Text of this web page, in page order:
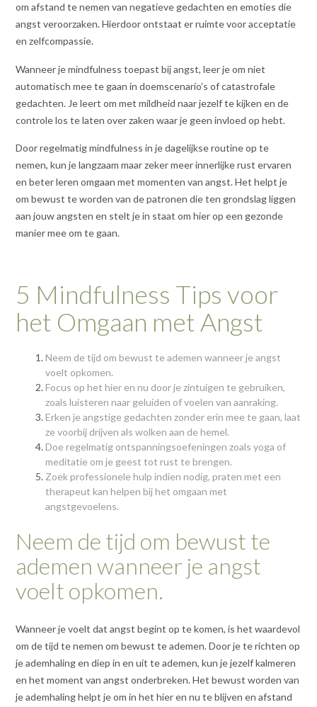
om afstand te nemen van negatieve gedachten en emoties die
angst veroorzaken. Hierdoor ontstaat er ruimte voor acceptatie
en zelfcompassie.
Wanneer je mindfulness toepast bij angst, leer je om niet
automatisch mee te gaan in doemscenario’s of catastrofale
gedachten. Je leert om met mildheid naar jezelf te kijken en de
controle los te laten over zaken waar je geen invloed op hebt.
Door regelmatig mindfulness in je dagelijkse routine op te
nemen, kun je langzaam maar zeker meer innerlijke rust ervaren
en beter leren omgaan met momenten van angst. Het helpt je
om bewust te worden van de patronen die ten grondslag liggen
aan jouw angsten en stelt je in staat om hier op een gezonde
manier mee om te gaan.
5 Mindfulness Tips voor
het Omgaan met Angst
Neem de tijd om bewust te ademen wanneer je angst
voelt opkomen.
Focus op het hier en nu door je zintuigen te gebruiken,
zoals luisteren naar geluiden of voelen van aanraking.
Erken je angstige gedachten zonder erin mee te gaan, laat
ze voorbij drijven als wolken aan de hemel.
Doe regelmatig ontspanningsoefeningen zoals yoga of
meditatie om je geest tot rust te brengen.
Zoek professionele hulp indien nodig, praten met een
therapeut kan helpen bij het omgaan met
angstgevoelens.
Neem de tijd om bewust te
ademen wanneer je angst
voelt opkomen.
Wanneer je voelt dat angst begint op te komen, is het waardevol
om de tijd te nemen om bewust te ademen. Door je te richten op
je ademhaling en diep in en uit te ademen, kun je jezelf kalmeren
en het moment van angst onderbreken. Het bewust worden van
je ademhaling helpt je om in het hier en nu te blijven en afstand